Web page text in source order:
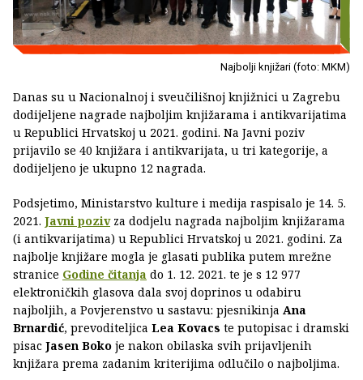
Najbolji knjižari (foto: MKM)
Danas su u Nacionalnoj i sveučilišnoj knjižnici u Zagrebu
dodijeljene nagrade najboljim knjižarama i antikvarijatima
u Republici Hrvatskoj u 2021. godini. Na Javni poziv
prijavilo se 40 knjižara i antikvarijata, u tri kategorije, a
dodijeljeno je ukupno 12 nagrada.
Podsjetimo, Ministarstvo kulture i medija raspisalo je 14. 5.
2021. Javni pozivza dodjelu nagrada najboljim knjižarama
(i antikvarijatima) u Republici Hrvatskoj u 2021. godini. Za
najbolje knjižare mogla je glasati publika putem mrežne
stranice Godine čitanja do 1. 12. 2021. te je s 12 977
elektroničkih glasova dala svoj doprinos u odabiru
najboljih, a Povjerenstvo u sastavu: pjesnikinja Ana
Brnardić, prevoditeljica Lea Kovacs te putopisac i dramski
pisac Jasen Boko je nakon obilaska svih prijavljenih
knjižara prema zadanim kriterijima odlučilo o najboljima.